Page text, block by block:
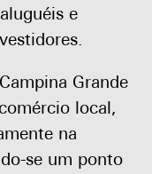
e
Grande
local,
na
se um ponto